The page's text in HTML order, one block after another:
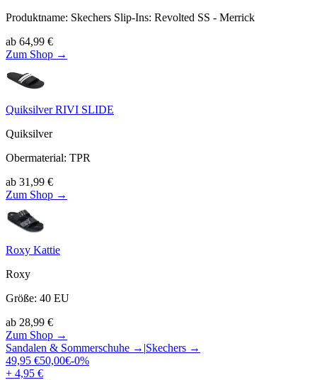
Produktname: Skechers Slip-Ins: Revolted SS - Merrick
ab 64,99 €
Zum Shop →
Quiksilver RIVI SLIDE
Quiksilver
Obermaterial: TPR
ab 31,99 €
Zum Shop →
Roxy Kattie
Roxy
Größe: 40 EU
ab 28,99 €
Zum Shop →
Sandalen & Sommerschuhe → |Skechers →
49,95 €50,00€-0%
+ 4,95 €